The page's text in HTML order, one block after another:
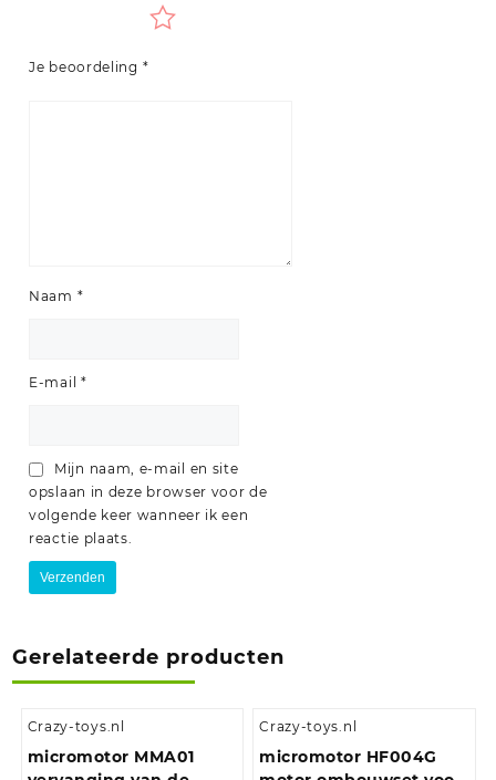
Je beoordeling *
Naam *
E-mail *
Mijn naam, e-mail en site
opslaan in deze browser voor de
volgende keer wanneer ik een
reactie plaats.
Gerelateerde producten
Crazy-toys.nl
micromotor MMA01
Crazy-toys.nl
micromotor HF004G